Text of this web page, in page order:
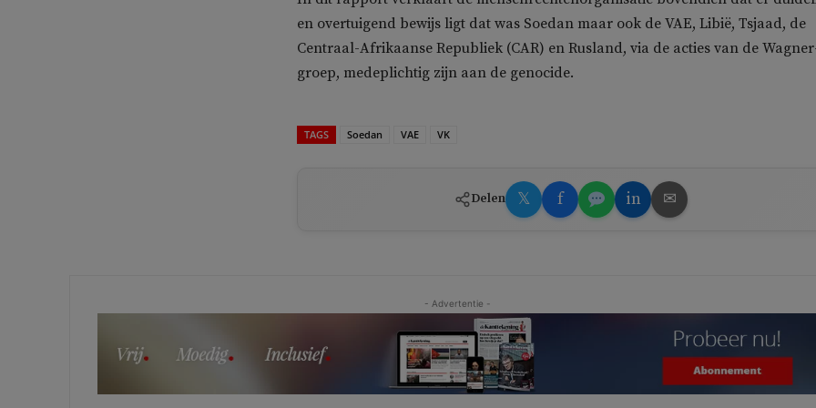
en overtuigend bewijs ligt dat was Soedan maar ook de VAE, Libië, Tsjaad, de
Centraal-Afrikaanse Republiek (CAR) en Rusland, via de acties van de
groep, medeplichtig zijn aan de genocide.
TAGS Soedan VAE VK
Delen 𝕏 f in ✉
- Advertentie -